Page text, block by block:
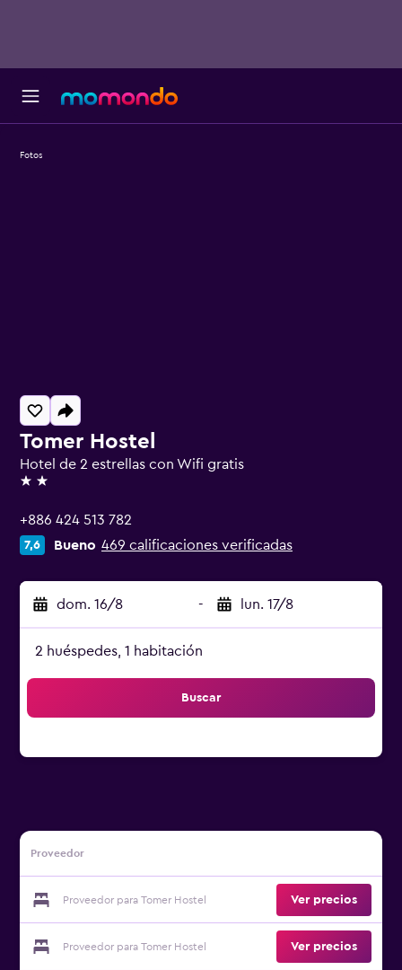
Tomer Hostel
Hotel de 2 estrellas con Wifi gratis
2 estrellas
+886 424 513 782
7,6 Bueno 469 calificaciones verificadas
dom. 16/8 - lun. 17/8
2 huéspedes, 1 habitación
Buscar
Proveedor
Proveedor para Tomer Hostel Ver precios
Proveedor para Tomer Hostel Ver precios
Fotos